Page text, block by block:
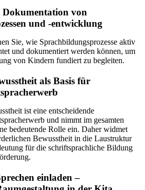
von
und -entwicklung
Sie, wie Sprachbildungsprozesse aktiv
und dokumentiert werden können, um
von Kindern fundiert zu begleiten.
als Basis für
ist eine entscheidende
und nimmt im gesamten
bedeutende Rolle ein. Daher widmet
Bewusstheit in die Laustruktur
für die schriftsprachliche Bildung
einladen –